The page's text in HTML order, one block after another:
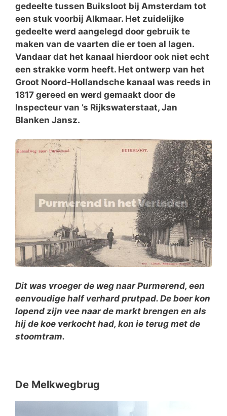
gedeelte tussen Buiksloot bij Amsterdam tot
een stuk voorbij Alkmaar. Het zuidelijke
gedeelte werd aangelegd door gebruik te
maken van de vaarten die er toen al lagen.
Vandaar dat het kanaal hierdoor ook niet echt
een strakke vorm heeft. Het ontwerp van het
Groot Noord-Hollandsche kanaal was reeds in
1817 gereed en werd gemaakt door de
Inspecteur van ’s Rijkswaterstaat, Jan
Blanken Jansz.
Dit was vroeger de weg naar Purmerend, een
eenvoudige half verhard prutpad. De boer kon
lopend zijn vee naar de markt brengen en als
hij de koe verkocht had, kon ie terug met de
stoomtram.
De Melkwegbrug